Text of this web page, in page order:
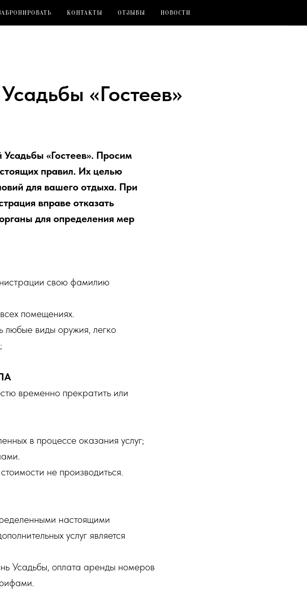
КОНТАКТЫ ОТЗЫВЫ НОВОСТИ
«Гостеев»
«Гостеев». Просим
правил. Их целью
для вашего отдыха. При
вправе отказать
для определения мер
свою фамилию
помещениях.
любые виды оружия, легко
временно прекратить или
в процессе оказания услуг;
не производиться.
настоящими
услуг является
Усадьбы, оплата аренды номеров